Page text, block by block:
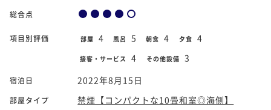
総合点
項目別評価 部屋 4 風呂 5 朝食 4 夕食 4
接客・サービス 4 その他設備 3
宿泊日 2022年8月15日
部屋タイプ
禁煙【コンパクトな10畳和室◎海側】